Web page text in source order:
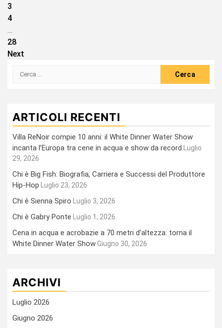
articoli
3
4
…
28
Next
Ricerca
ARTICOLI RECENTI
Villa ReNoir compie 10 anni: il White Dinner Water Show
incanta l’Europa tra cene in acqua e show da record
Luglio
29, 2026
Chi è Big Fish: Biografia, Carriera e Successi del Produttore
Hip-Hop
Luglio 23, 2026
Chi è Sienna Spiro Luglio 3, 2026
Chi è Gabry Ponte Luglio 1, 2026
Cena in acqua e acrobazie a 70 metri d’altezza: torna il
White Dinner Water ShowGiugno 30, 2026
ARCHIVI
Luglio 2026
Giugno 2026